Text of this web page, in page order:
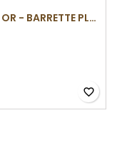
STYLO SLIMLINE OR - BARRETTE PLATE
favorite_border